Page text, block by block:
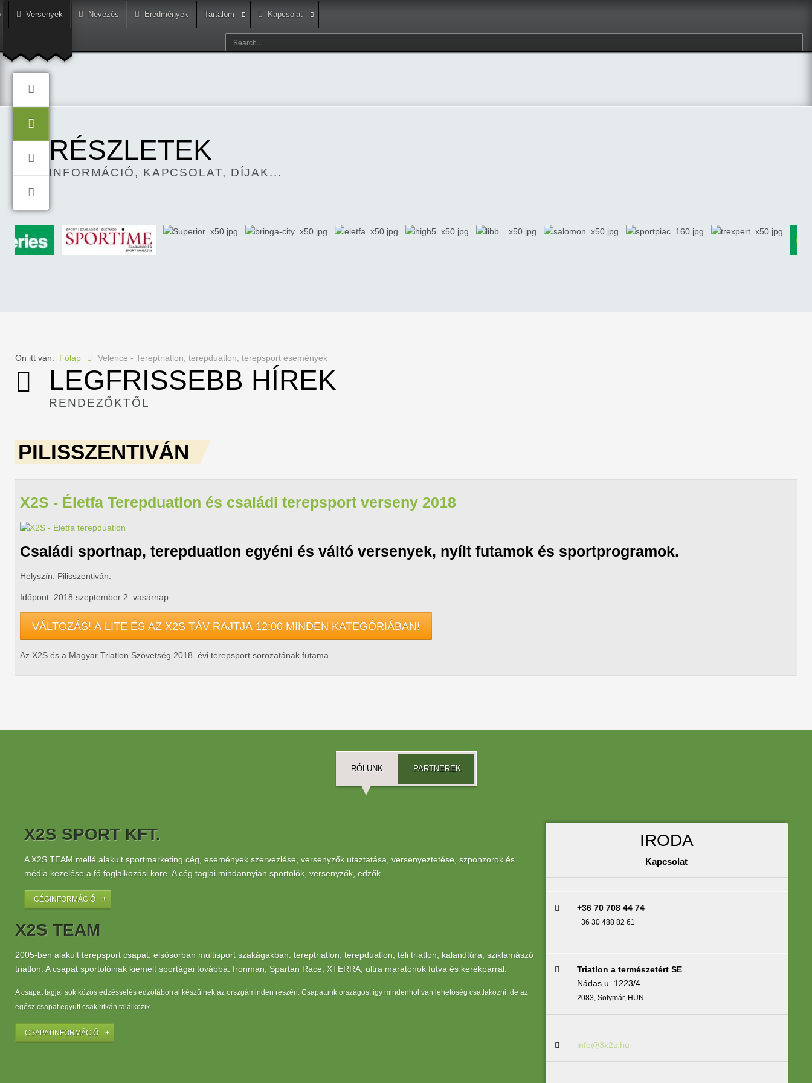
Versenyek Nevezés Eredmények Tartalom Kapcsolat
RÉSZLETEK
INFORMÁCIÓ, KAPCSOLAT, DÍJAK...
Ön itt van: Főlap Velence - Tereptriatlon, terepduatlon, terepsport események
LEGFRISSEBB HÍREK
RENDEZŐKTŐL
PILISSZENTIVÁN
X2S - Életfa Terepduatlon és családi terepsport verseny 2018
Családi sportnap, terepduatlon egyéni és váltó versenyek, nyílt futamok és sportprogramok.
Helyszín: Pilisszentiván.
Időpont. 2018 szeptember 2. vasárnap
VÁLTOZÁS! A LITE ÉS AZ X2S TÁV RAJTJA 12:00 MINDEN KATEGÓRIÁBAN!
Az X2S és a Magyar Triatlon Szövetség 2018. évi terepsport sorozatának futama.
RÓLUNK PARTNEREK
X2S SPORT KFT.
A X2S TEAM mellé alakult sportmarketing cég, események szervezlése, versenyzők utaztatása, versenyeztetése, szponzorok és
média kezelése a fő foglalkozási köre. A cég tagjai mindannyian sportolók, versenyzők, edzők.
CÉGINFORMÁCIÓ
X2S TEAM
2005-ben alakult terepsport csapat, elsősorban multisport szakágakban: tereptriatlon, terepduatlon, téli triatlon, kalandtúra, sziklamászó
triatlon. A csapat sportolóinak kiemelt sportágai továbbá: Ironman, Spartan Race, XTERRA, ultra maratonok futva és kerékpárral.
A csapat tagjai sok közös edzésselés edzőtáborral készülnek az orszgáminden részén. Csapatunk országos, így mindenhol van lehetőség csatlakozni, de az
egész csapat együtt csak ritkán találkozik..
CSAPATINFORMÁCIÓ
IRODA
Kapcsolat
+36 70 708 44 74
+36 30 488 82 61
Triatlon a természetért SE
Nádas u. 1223/4
2083, Solymár, HUN
info@3x2s.hu